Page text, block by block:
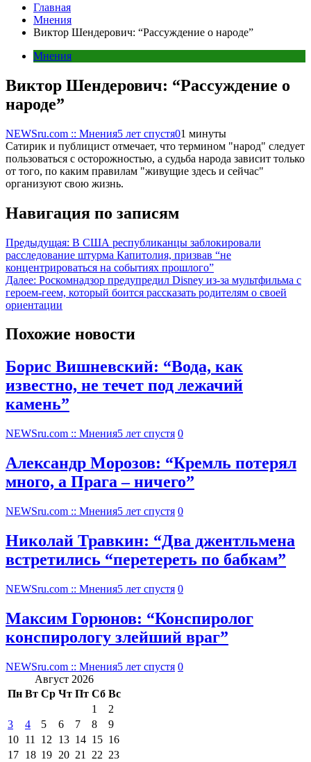
Главная
Мнения
Виктор Шендерович: “Рассуждение о народе”
Мнения
Виктор Шендерович: “Рассуждение о
народе”
NEWSru.com :: Мнения5 лет спустя01 минуты
Сатирик и публицист отмечает, что термином "народ" следует
пользоваться с осторожностью, а судьба народа зависит только
от того, по каким правилам "живущие здесь и сейчас"
организуют свою жизнь.
Навигация по записям
Предыдущая: В США республиканцы заблокировали
расследование штурма Капитолия, призвав “не
концентрироваться на событиях прошлого”
Далее: Роскомнадзор предупредил Disney из-за мультфильма c
героем-геем, который боится рассказать родителям о своей
ориентации
Похожие новости
Борис Вишневский: “Вода, как
известно, не течет под лежачий
камень”
NEWSru.com :: Мнения5 лет спустя 0
Александр Морозов: “Кремль потерял
много, а Прага – ничего”
NEWSru.com :: Мнения5 лет спустя 0
Николай Травкин: “Два джентльмена
встретились “перетереть по бабкам”
NEWSru.com :: Мнения5 лет спустя 0
Максим Горюнов: “Конспиролог
конспирологу злейший враг”
NEWSru.com :: Мнения5 лет спустя 0
Август 2026
Пн Вт Ср Чт Пт Сб Вс
1
2
3
4 5 6 7 8
9
10 11 12 13 14 15 16
17 18 19 20 21 22 23